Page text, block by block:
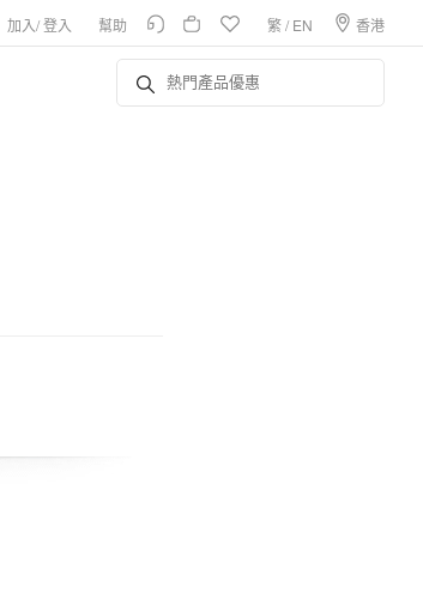
加入/登入 幫助 繁/ EN 香港